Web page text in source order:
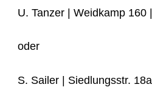
U. Tanzer | Weidkamp 160
oder
S. Sailer | Siedlungsstr.